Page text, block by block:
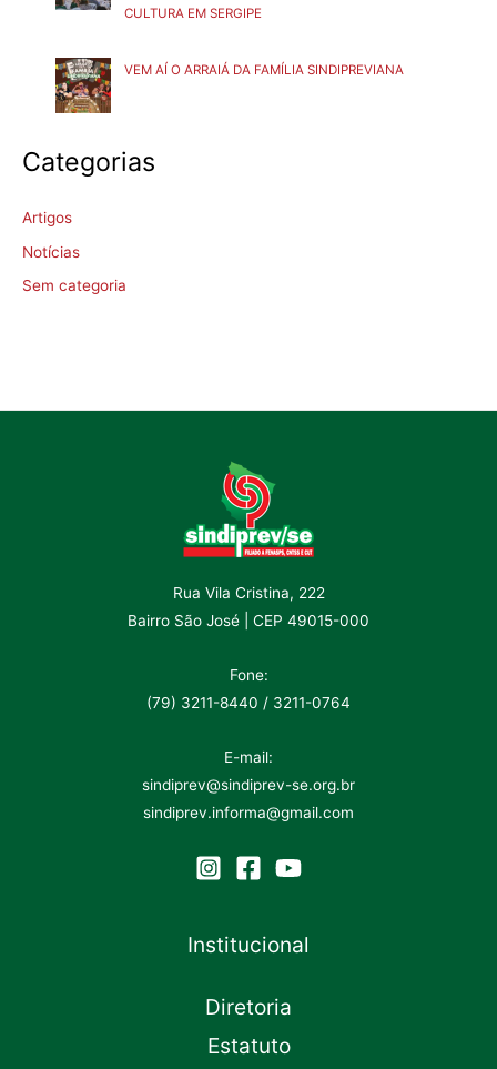
CULTURA EM SERGIPE
VEM AÍ O ARRAIÁ DA FAMÍLIA SINDIPREVIANA
Categorias
Artigos
Notícias
Sem categoria
Rua Vila Cristina, 222
Bairro São José | CEP 49015-000
Fone:
(79) 3211-8440 / 3211-0764
E-mail:
sindiprev@sindiprev-se.org.br
sindiprev.informa@gmail.com
Institucional
Diretoria
Estatuto